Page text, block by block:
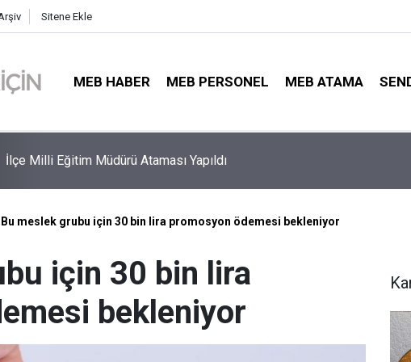
Sitene Ekle
MEB HABER MEB PERSONEL MEB ATAMA
MEB e-Kayıt Sonuçları e-Devlet'te: İşte Sorgulama Ekranı ve Nakil
Bu meslek grubu için 30 bin lira promosyon ödemesi bekleniyor
için 30 bin lira
bekleniyor